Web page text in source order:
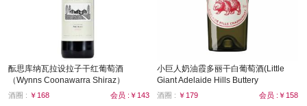
酝思库纳瓦拉设拉子干红葡萄酒
（Wynns Coonawarra Shiraz）
酒圈 : ￥168 会员 :￥143
小巨人奶油霞多丽干白葡萄酒(Little
Giant Adelaide Hills Buttery
Chardonnay)
酒圈 : ￥179 会员 :￥158